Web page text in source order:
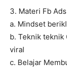
3. Materi Fb
a. Mindset
b. Teknik
viral
c. Belajar